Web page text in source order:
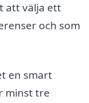
att välja ett
och som
en smart
minst tre